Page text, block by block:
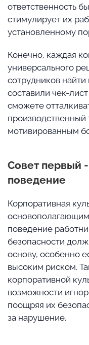
ответственность
стимулирует их
установленному
Конечно, каждая
универсального
сотрудников
составили чек-
сможете
производственный
мотивированным
Совет первый
поведение
Корпоративная
поведение
безопасности
основу, особенно
высоким риском.
корпоративной
возможности
поощряя их
за нарушение.